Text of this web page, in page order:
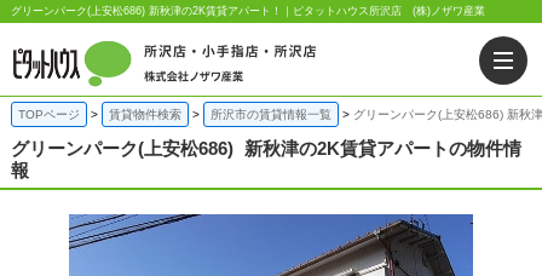
グリーンパーク(上安松686) 新秋津の2K賃貸アパート！｜ピタットハウス所沢店 (株)ノザワ産業
TOPページ 賃貸物件検索 所沢市の賃貸情報一覧 グリーンパーク(上安松686) 新秋
グリーンパーク(上安松686) 新秋津の2K賃貸アパートの物件情
報